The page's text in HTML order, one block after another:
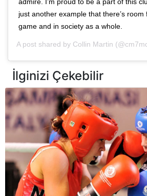
admire. I’m proud to be a part of this
just another example that there’s
game and in society as a whole.
A post shared by Collin Martin
İlginizi Çekebilir